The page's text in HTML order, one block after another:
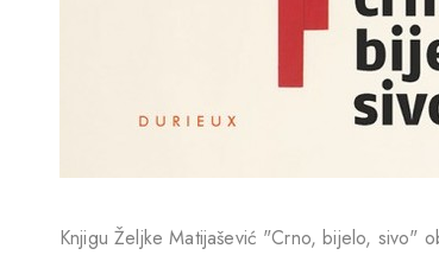
Knjigu Željke Matijašević "Crno, bijelo, sivo"